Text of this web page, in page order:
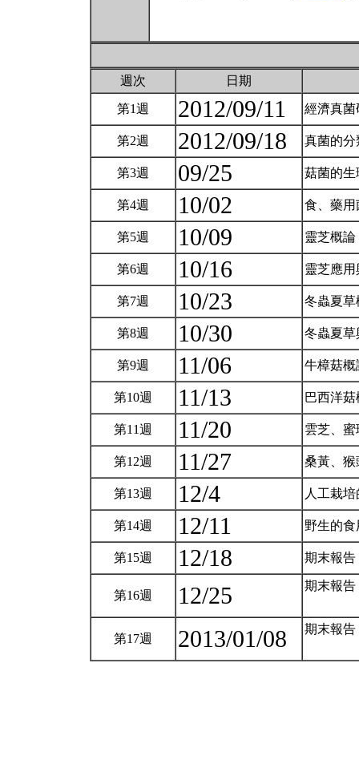
週次 日期
第1週 2012/09/11 經濟真
第2週 2012/09/18 真菌的
第3週 09/25 菇菌的
第4週 10/02 食、藥
第5週 10/09 靈芝概論
第6週 10/16 靈芝應
第7週 10/23 冬蟲夏
第8週 10/30 冬蟲夏
第9週 11/06 牛樟菇
第10週 11/13 巴西洋
第11週 11/20 雲芝、
第12週 11/27 桑黃、
第13週 12/4 人工栽
第14週 12/11 野生的
第15週 12/18 期末報告
第16週 12/25 期末報告
第17週 2013/01/08 期末報告